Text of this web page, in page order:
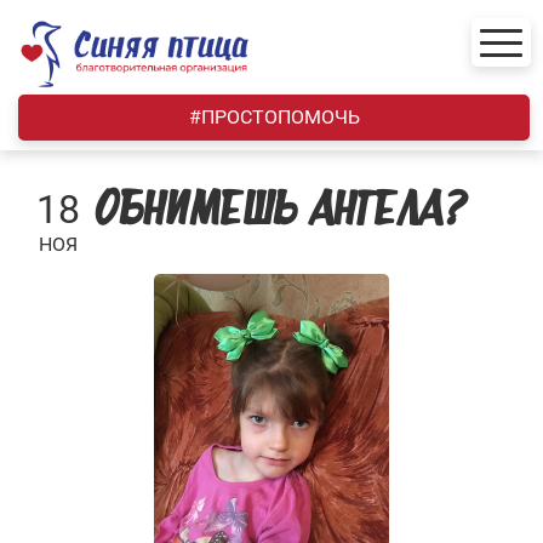
content
#ПРОСТОПОМОЧЬ
18
НОЯ
ОБНИМЕШЬ АНГЕЛА?